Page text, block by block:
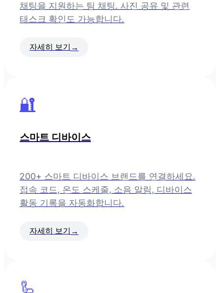
채팅을 지원하는 팀 채팅. 사진 공유 및 관련
태스크 확인도 가능합니다.
자세히 보기 →
🔐
스마트 디바이스
200+ 스마트 디바이스 브랜드를 연결하세요.
접속 코드, 온도 스케줄, 소음 알림, 디바이스
활동 기록을 자동화합니다.
자세히 보기 →
🦾